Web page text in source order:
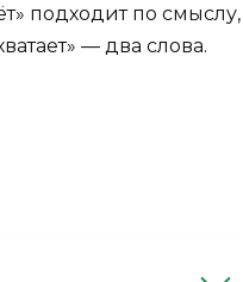
подходит по смыслу,
— два слова.